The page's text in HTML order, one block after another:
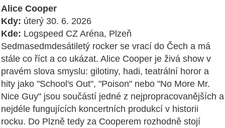
Alice Cooper
Kdy: úterý 30. 6. 2026
Kde: Logspeed CZ Aréna, Plzeň
Sedmasedmdesátiletý rocker se vrací do Čech a má
stále co říct a co ukázat. Alice Cooper je živá show v
pravém slova smyslu: gilotiny, hadi, teatrální horor a
hity jako "School's Out", "Poison" nebo "No More Mr.
Nice Guy" jsou součástí jedné z nejpropracovanějších a
nejdéle fungujících koncertních produkcí v historii
rocku. Do Plzně tedy za Cooperem rozhodně stojí